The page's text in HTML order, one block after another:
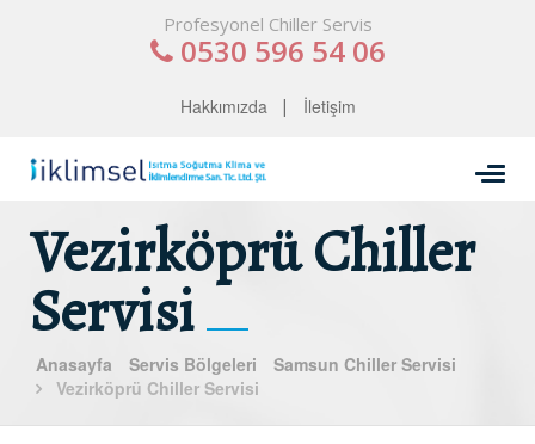
Profesyonel Chiller Servis
0530 596 54 06
Hakkımızda İletişim
Vezirköprü Chiller
Servisi
Anasayfa Servis Bölgeleri
Samsun Chiller Servisi
Vezirköprü Chiller Servisi